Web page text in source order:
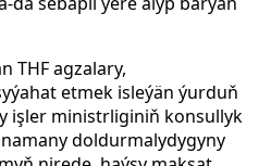
THF agzalary,
etmek isleýän ýurduň
işler ministrliginiň konsullyk
doldurmalydygyny